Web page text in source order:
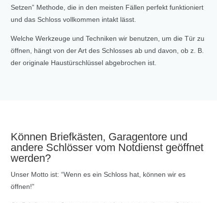
Setzen” Methode, die in den meisten Fällen perfekt funktioniert
und das Schloss vollkommen intakt lässt.
Welche Werkzeuge und Techniken wir benutzen, um die Tür zu
öffnen, hängt von der Art des Schlosses ab und davon, ob z. B.
der originale Haustürschlüssel abgebrochen ist.
Können Briefkästen, Garagentore und
andere Schlösser vom Notdienst geöffnet
werden?
Unser Motto ist: “Wenn es ein Schloss hat, können wir es
öffnen!”